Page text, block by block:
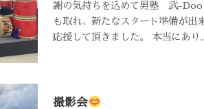
謝の気持ちを込めて男塾 武-Doo
も取れ、新たなスタート準備が出
応援して頂きました。 本当にあ
撮影会